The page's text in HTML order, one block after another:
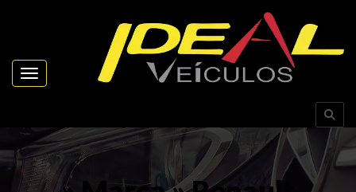
Toggle navigation